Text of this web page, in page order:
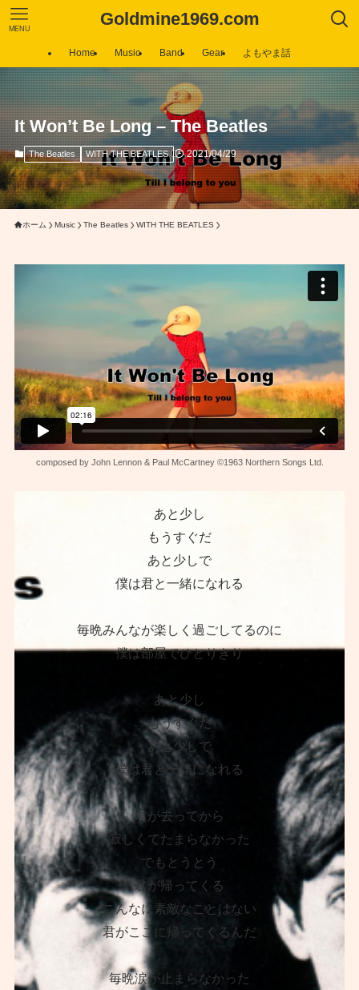
Goldmine1969.com
MENU
Home Music Band Gear よもやま話
It Won’t Be Long – The Beatles
The Beatles WITH THE BEATLES 2021/04/29
ホーム Music The Beatles WITH THE BEATLES
composed by John Lennon & Paul McCartney ©1963 Northern Songs Ltd.
あと少し
もうすぐだ
あと少しで
僕は君と一緒になれる
毎晩みんなが楽しく過ごしてるのに
僕は部屋でひとりきり
あと少し
もうすぐだ
あと少しで
僕は君と一緒になれる
君が去ってから
寂しくてたまらなかった
でもとうとう
君が帰ってくる
こんなに素敵なことはない
君がここに帰ってくるんだ
毎晩涙が止まらなかった